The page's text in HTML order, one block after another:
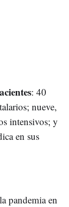
: 40
nueve,
intensivos; y
en sus
pandemia en